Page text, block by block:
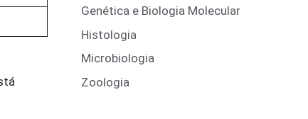
Genética e Biologia Molecular
Histologia
Microbiologia
Zoologia